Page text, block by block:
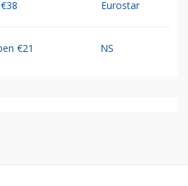
Eurostar
€21 NS